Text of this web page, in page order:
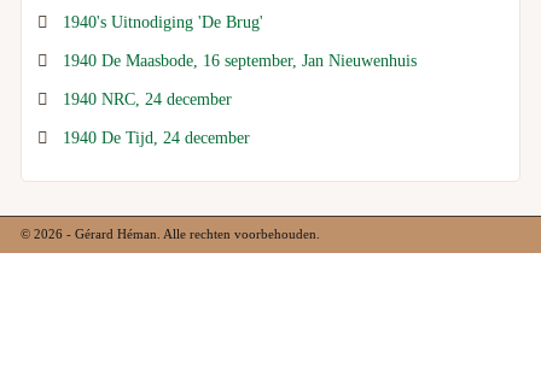
1940's Uitnodiging 'De Brug'
1940 De Maasbode, 16 september, Jan Nieuwenhuis
1940 NRC, 24 december
1940 De Tijd, 24 december
© 2026 - Gérard Héman. Alle rechten voorbehouden.